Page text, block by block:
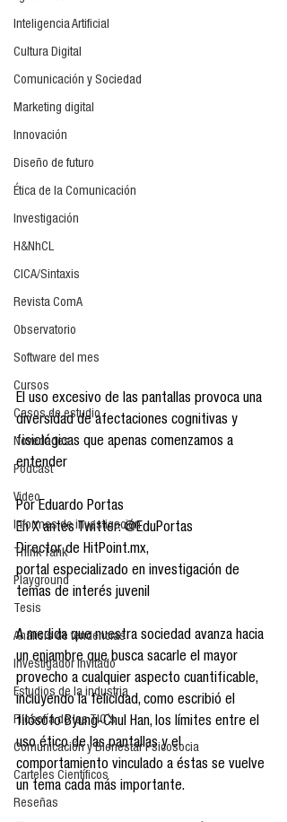
Inteligencia Artificial
Cultura Digital
Comunicación y Sociedad
Marketing digital
Innovación
Diseño de futuro
Ética de la Comunicación
Investigación
H&NhCL
CICA/Sintaxis
Revista ComA
Observatorio
Software del mes
Cursos
Casos de estudio
Novedades
Podcast
Video
Informes de investigación
Think Tank
Playground
Tesis
Análisis de tendencias
Investigador Invitado
Estudios de la industria
Filosofía de las TIC´s
Comunicación y Bienestar Psicosocia
Carteles Científicos
Reseñas
El uso excesivo de las pantallas provoca una
diversidad de afectaciones cognitivas y
fisiológicas que apenas comenzamos a
entender
Por Eduardo Portas
En X antes Twitter: @EduPortas
Director de HitPoint.mx,
portal especializado en investigación de
temas de interés juvenil
A medida que nuestra sociedad avanza hacia
un enjambre que busca sacarle el mayor
provecho a cualquier aspecto cuantificable,
incluyendo la felicidad, como escribió el
filósofo Byung-Chul Han, los límites entre el
uso ético de las pantallas y el
comportamiento vinculado a éstas se vuelve
un tema cada más importante.